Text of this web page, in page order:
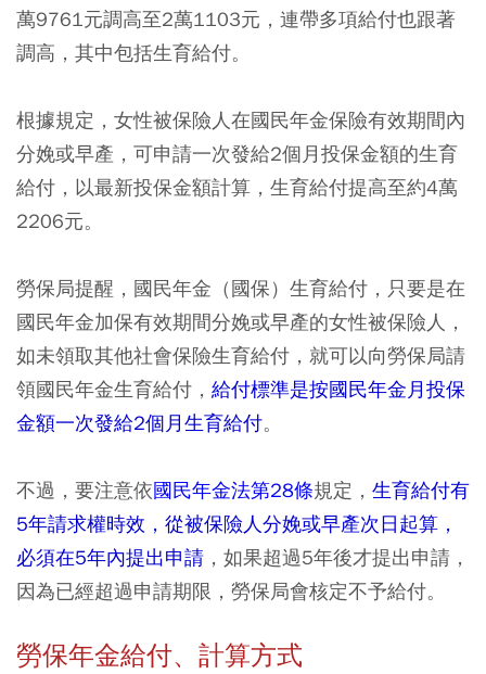
萬9761元調高至2萬1103元，連帶多項給付也跟著
調高，其中包括生育給付。
根據規定，女性被保險人在國民年金保險有效期間內
分娩或早產，可申請一次發給2個月投保金額的生育
給付，以最新投保金額計算，生育給付提高至約4萬
2206元。
勞保局提醒，國民年金（國保）生育給付，只要是在
國民年金加保有效期間分娩或早產的女性被保險人，
如未領取其他社會保險生育給付，就可以向勞保局請
領國民年金生育給付， 給付標準是按國民年金月投保
金額一次發給2個月生育給付。
不過，要注意依國民年金法第28條規定， 生育給付有
5年請求權時效，從被保險人分娩或早產次日起算，
必須在5年內提出申請 ，如果超過5年後才提出申請，
因為已經超過申請期限，勞保局會核定不予給付。
勞保年金給付、計算方式